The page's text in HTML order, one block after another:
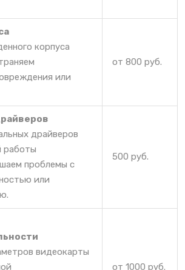
корпуса
или
от 800 руб.
драйверов
работы
проблемы с
или
500 руб.
видеокарты
от 1000 руб.